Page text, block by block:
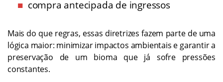
compra antecipada de ingressos
Mais do que regras, essas diretrizes fazem parte de uma
lógica maior: minimizar impactos ambientais e garantir a
preservação de um bioma que já sofre pressões
constantes.